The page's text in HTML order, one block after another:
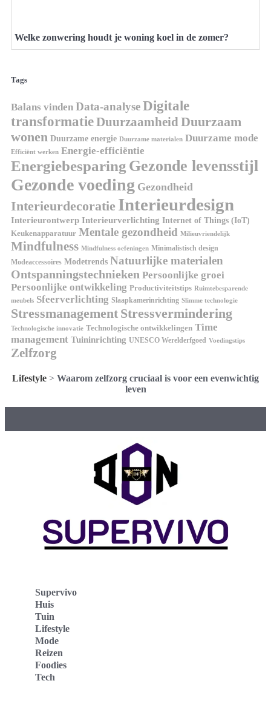
Welke zonwering houdt je woning koel in de zomer?
Tags
Balans vinden Data-analyseDigitale
transformatieDuurzaamheidDuurzaam
wonen Duurzame energie Duurzame materialen Duurzame mode
Efficiënt werken Energie-efficiëntie
Energiebesparing Gezonde levensstijl
Gezonde voeding Gezondheid
Interieurdecoratie Interieurdesign
Interieurontwerp Interieurverlichting Internet of Things (IoT)
Keukenapparatuur Mentale gezondheid Milieuvriendelijk
Mindfulness Mindfulness oefeningen Minimalistisch design
Modeaccessoires Modetrends Natuurlijke materialen
Ontspanningstechnieken Persoonlijke groei
Persoonlijke ontwikkeling Productiviteitstips Ruimtebesparende
meubels Sfeerverlichting Slaapkamerinrichting Slimme technologie
Stressmanagement Stressvermindering
Technologische innovatie Technologische ontwikkelingen Time
management Tuininrichting UNESCO Werelderfgoed Voedingstips
Zelfzorg
Lifestyle > Waarom zelfzorg cruciaal is voor een evenwichtig
leven
Supervivo
Huis
Tuin
Lifestyle
Mode
Reizen
Foodies
Tech